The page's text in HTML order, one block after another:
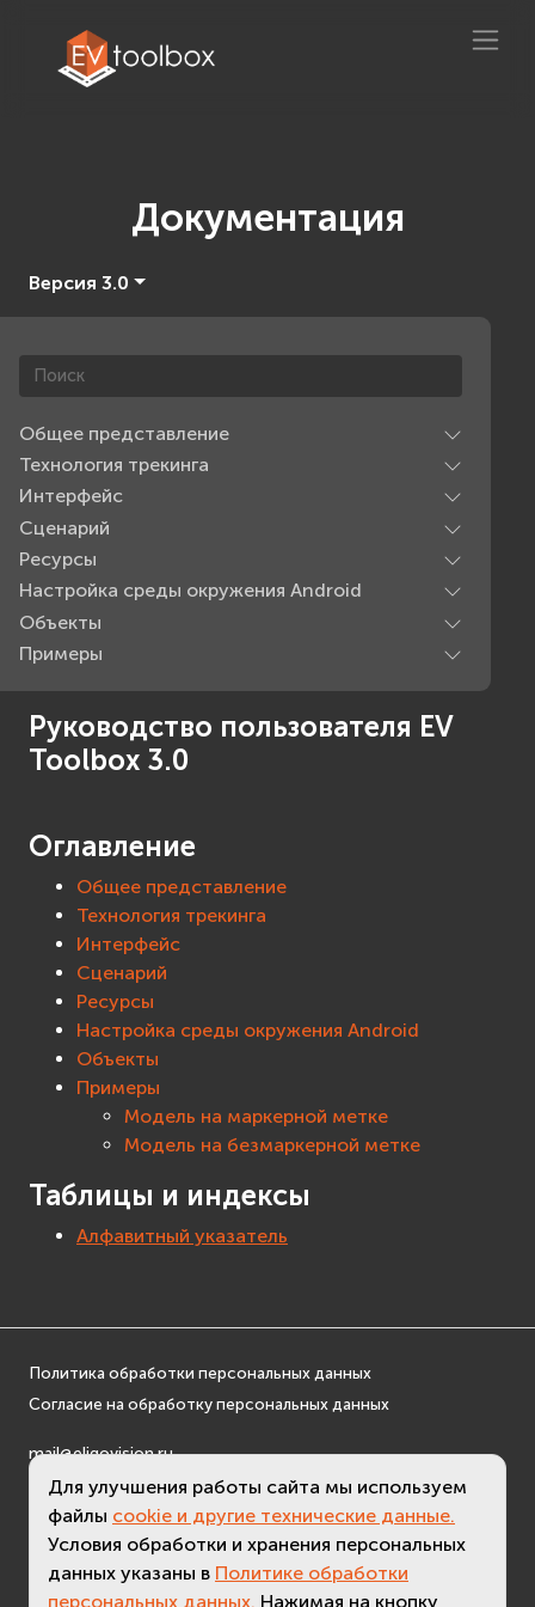
Документация
Версия 3.0
Общее представление
Технология трекинга
Интерфейс
Сценарий
Ресурсы
Настройка среды окружения Android
Объекты
Примеры
Руководство пользователя EV
Toolbox 3.0
Оглавление
Общее представление
Технология трекинга
Интерфейс
Сценарий
Ресурсы
Настройка среды окружения Android
Объекты
Примеры
Модель на маркерной метке
Модель на безмаркерной метке
Таблицы и индексы
Алфавитный указатель
Политика обработки персональных данных
Согласие на обработку персональных данных
mail@eligovision.ru
+7 (495) 740 08 16
© ООО "ЭлигоВижн", 2005-2026
Для улучшения работы сайта мы используем
файлы cookie и другие технические данные.
Условия обработки и хранения персональных
данных указаны в Политике обработки
персональных данных. Нажимая на кнопку